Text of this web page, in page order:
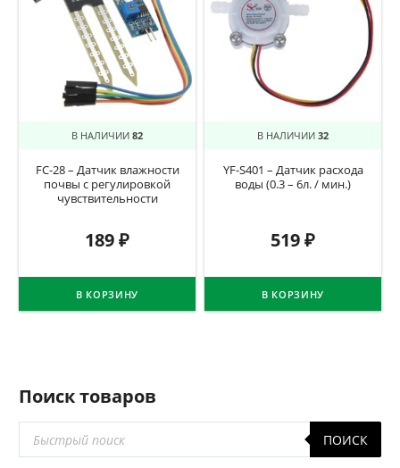
В НАЛИЧИИ 82
FC-28 – Датчик влажности
почвы c регулировкой
чувствительности
189₽
В КОРЗИНУ
В НАЛИЧИИ 32
YF-S401 – Датчик расхода
воды (0.3 – 6л. / мин.)
519₽
В КОРЗИНУ
Поиск товаров
товаров
ПОИСК